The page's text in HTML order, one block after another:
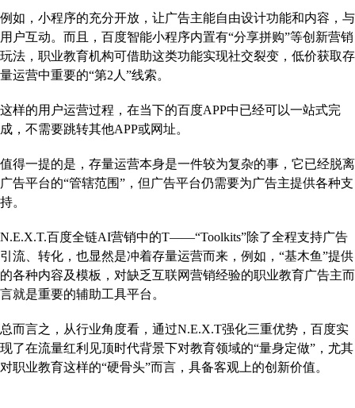
例如，小程序的充分开放，让广告主能自由设计功能和内容，与
用户互动。而且，百度智能小程序内置有“分享拼购”等创新营销
玩法，职业教育机构可借助这类功能实现社交裂变，低价获取存
量运营中重要的“第2人”线索。
这样的用户运营过程，在当下的百度APP中已经可以一站式完
成，不需要跳转其他APP或网址。
值得一提的是，存量运营本身是一件较为复杂的事，它已经脱离
广告平台的“管辖范围”，但广告平台仍需要为广告主提供各种支
持。
N.E.X.T.百度全链AI营销中的T——“Toolkits”除了全程支持广告
引流、转化，也显然是冲着存量运营而来，例如，“基木鱼”提供
的各种内容及模板，对缺乏互联网营销经验的职业教育广告主而
言就是重要的辅助工具平台。
总而言之，从行业角度看，通过N.E.X.T强化三重优势，百度实
现了在流量红利见顶时代背景下对教育领域的“量身定做”，尤其
对职业教育这样的“硬骨头”而言，具备客观上的创新价值。